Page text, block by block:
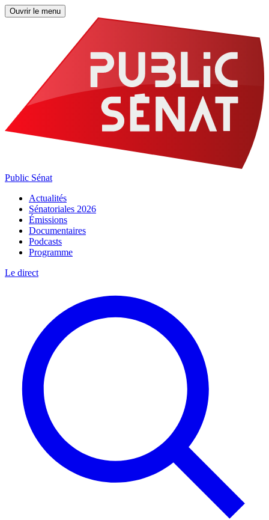
Ouvrir le menu
Public Sénat
Actualités
Sénatoriales 2026
Émissions
Documentaires
Podcasts
Programme
Le direct